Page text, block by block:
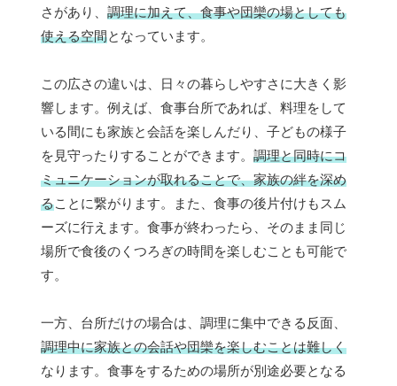
さがあり、 調理に加えて、食事や団欒の場としても
使える空間となっています。
この広さの違いは、日々の暮らしやすさに大きく影
響します。例えば、食事台所であれば、料理をして
いる間にも家族と会話を楽しんだり、子どもの様子
を見守ったりすることができます。 調理と同時にコ
ミュニケーションが取れることで、家族の絆を深め
ることに繋がります。また、食事の後片付けもスム
ーズに行えます。食事が終わったら、そのまま同じ
場所で食後のくつろぎの時間を楽しむことも可能で
す。
一方、台所だけの場合は、調理に集中できる反面、
調理中に家族との会話や団欒を楽しむことは難しく
なります。食事をするための場所が別途必要となる